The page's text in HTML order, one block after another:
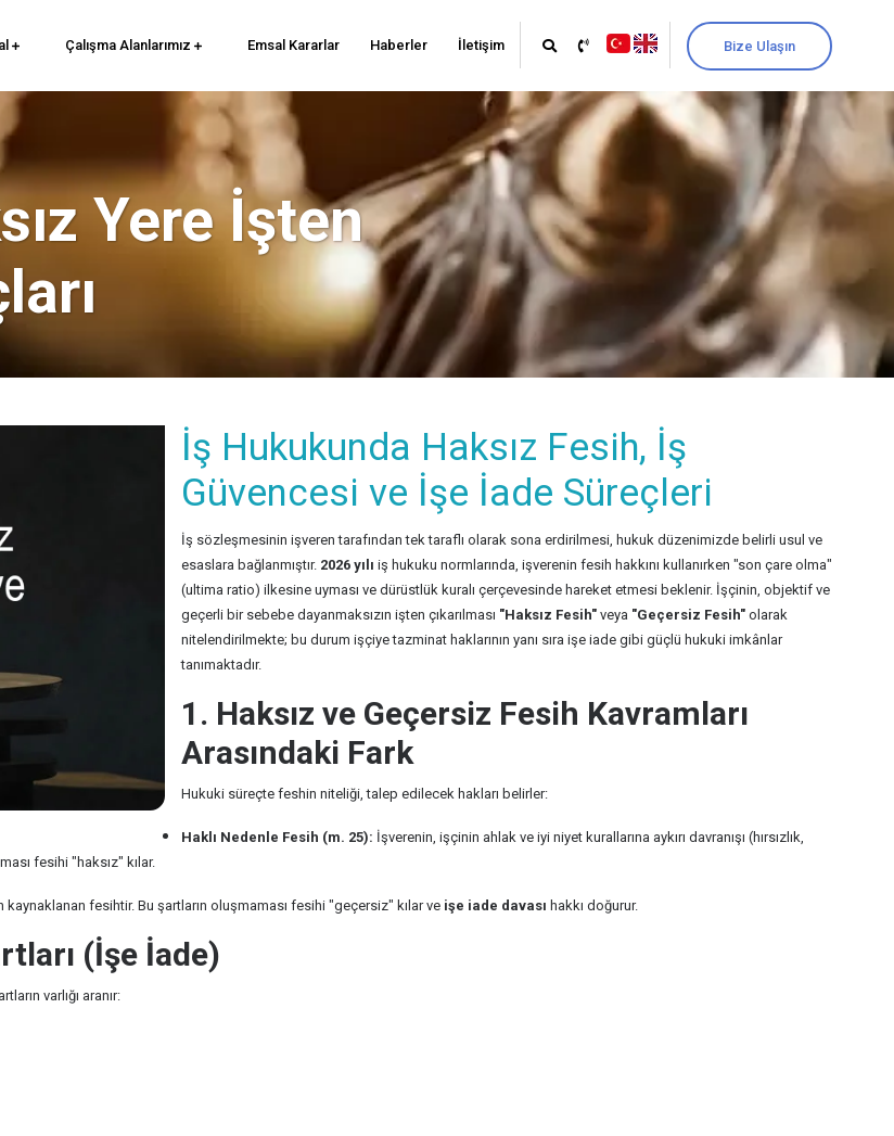
Çalışma Alanlarımız Emsal Kararlar Haberler İletişim Bize Ulaşın
Yere İşten
İş Hukukunda Haksız Fesih, İş
Güvencesi ve İşe İade Süreçleri
İş sözleşmesinin işveren tarafından tek taraflı olarak sona erdirilmesi, hukuk düzenimizde belirli usul ve
esaslara bağlanmıştır. 2026 yılı iş hukuku normlarında, işverenin fesih hakkını kullanırken "son çare olma"
(ultima ratio) ilkesine uyması ve dürüstlük kuralı çerçevesinde hareket etmesi beklenir. İşçinin, objektif ve
geçerli bir sebebe dayanmaksızın işten çıkarılması "Haksız Fesih" veya "Geçersiz Fesih" olarak
nitelendirilmekte; bu durum işçiye tazminat haklarının yanı sıra işe iade gibi güçlü hukuki imkânlar
tanımaktadır.
1. Haksız ve Geçersiz Fesih Kavramları
Arasındaki Fark
Hukuki süreçte feshin niteliği, talep edilecek hakları belirler:
Haklı Nedenle Fesih (m. 25): İşverenin, işçinin ahlak ve iyi niyet kurallarına aykırı davranışı (hırsızlık,
fesihi "haksız" kılar.
fesihtir. Bu şartların oluşmaması fesihi "geçersiz" kılar ve işe iade davası hakkı doğurur.
(İşe İade)
varlığı aranır: